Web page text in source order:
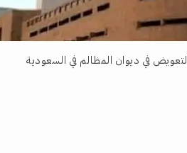
في ديوان المظالم في السعودية